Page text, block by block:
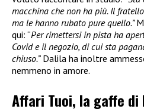
macchina che non ha più. Il
ma le hanno rubato pure quello.”
qui: “Per rimettersi in pista ha
Covid e il negozio, di cui sta
chiuso.”Dalila ha inoltre
nemmeno in amore.
Affari Tuoi, la gaffe